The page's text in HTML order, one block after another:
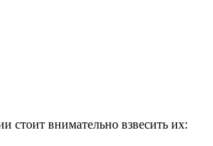
стоит внимательно взвесить их: